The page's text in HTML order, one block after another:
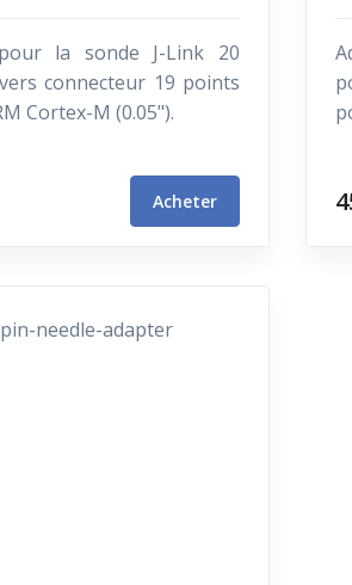
la sonde J-Link 20
connecteur 19 points
Cortex-M (0.05").
Acheter